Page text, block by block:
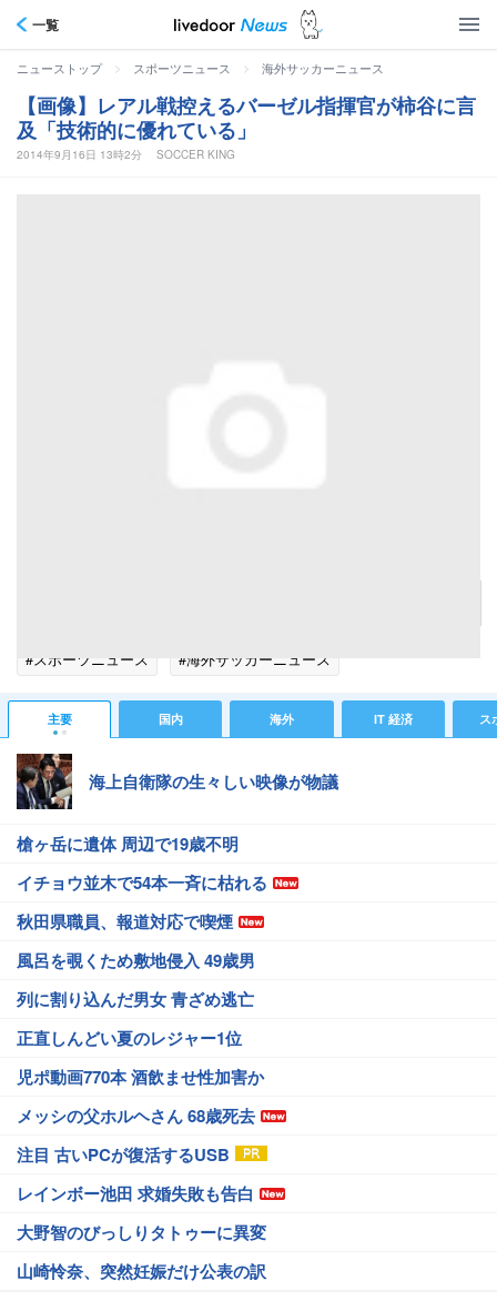
一覧
ニューストップ > スポーツニュース > 海外サッカーニュース
【画像】レアル戦控えるバーゼル指揮官が柿谷に言
及「技術的に優れている」
2014年9月16日 13時2分 SOCCER KING
#スポーツニュース #海外サッカーニュース
主要 国内 海外 IT 経済 ス
海上自衛隊の生々しい映像が物議
槍ヶ岳に遺体 周辺で19歳不明
イチョウ並木で54本一斉に枯れる
秋田県職員、報道対応で喫煙
風呂を覗くため敷地侵入 49歳男
列に割り込んだ男女 青ざめ逃亡
正直しんどい夏のレジャー1位
児ポ動画770本 酒飲ませ性加害か
メッシの父ホルヘさん 68歳死去
注目 古いPCが復活するUSB
レインボー池田 求婚失敗も告白
大野智のびっしりタトゥーに異変
山崎怜奈、突然妊娠だけ公表の訳